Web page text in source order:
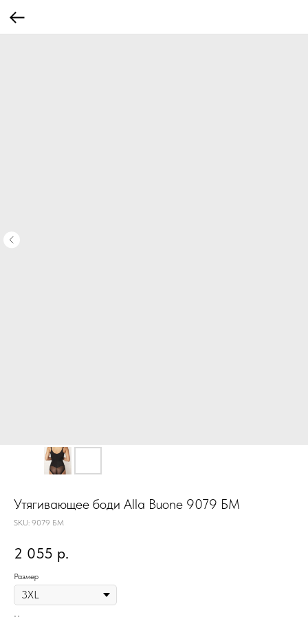
Утягивающее боди Alla Buone 9079 БМ
SKU: 9079 БМ
2 055 р.
Размер